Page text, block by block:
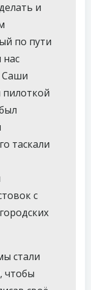
и
по пути
нас
Саши
пилоткой
таскали
с
стали
чтобы